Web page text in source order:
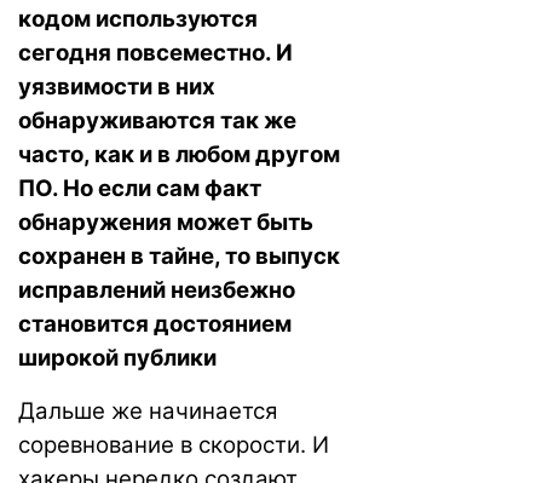
кодом используются
сегодня повсеместно. И
уязвимости в них
обнаруживаются так же
часто, как и в любом другом
ПО. Но если сам факт
обнаружения может быть
сохранен в тайне, то выпуск
исправлений неизбежно
становится достоянием
широкой публики
Дальше же начинается
соревнование в скорости. И